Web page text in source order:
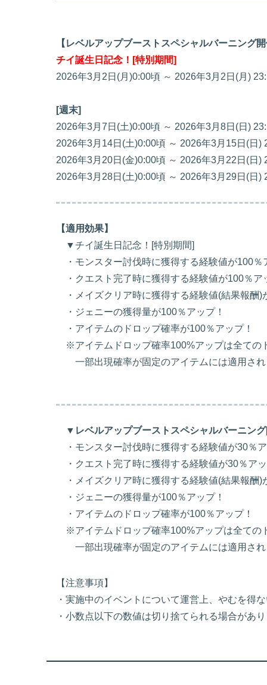
【レベルアップブーストスペシャルバーニング
チイ誕生日記念！[特別期間]
2026年3月2日(月)0:00頃 ～ 2026年3月2日(月)
[週末]
2026年3月7日(土)0:00頃 ～ 2026年3月8日(日)
2026年3月14日(土)0:00頃 ～ 2026年3月15日(日)
2026年3月20日(金)0:00頃 ～ 2026年3月22日(日)
2026年3月28日(土)0:00頃 ～ 2026年3月29日(日)
【適用効果】
▼チイ誕生日記念！[特別期間]
・モンスター討伐時に獲得する経験値が100％
・クエスト完了時に獲得する経験値が100％ア
・メイズクリア時に獲得する経験値(結果報酬)
・ジェニーの獲得量が100％アップ！
・アイテムのドロップ確率が100％アップ！
※アイテムドロップ確率100%アップは全ての
一部出現確率が固定のアイテムには適用され
▼レベルアップブーストスペシャルバーニン
・モンスター討伐時に獲得する経験値が30％
・クエスト完了時に獲得する経験値が30％ア
・メイズクリア時に獲得する経験値(結果報酬)
・ジェニーの獲得量が100％アップ！
・アイテムのドロップ確率が100％アップ！
※アイテムドロップ確率100%アップは全ての
一部出現確率が固定のアイテムには適用され
【注意事項】
・実施中のイベントについて運営上、やむを得
・小数点以下の数値は切り捨てられる場合があ